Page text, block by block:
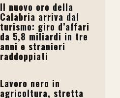
Il nuovo oro della
Calabria arriva dal
turismo: giro d’affari
da 5,8 miliardi in tre
anni e stranieri
raddoppiati
Lavoro nero in
agricoltura, stretta